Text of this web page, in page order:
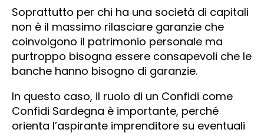
Soprattutto per chi ha una società di capitali
non è il massimo rilasciare garanzie che
coinvolgono il patrimonio personale ma
purtroppo bisogna essere consapevoli che le
banche hanno bisogno di garanzie.
In questo caso, il ruolo di un Confidi come
Confidi Sardegna è importante, perché
orienta l’aspirante imprenditore su eventuali